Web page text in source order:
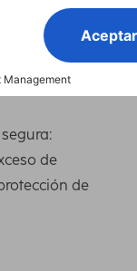
de
de